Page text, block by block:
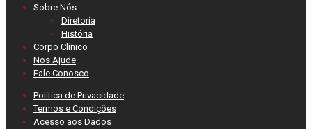
Sobre Nós
Diretoria
História
Corpo Clínico
Nos Ajude
Fale Conosco
Política de Privacidade
Termos e Condições
Acesso aos Dados